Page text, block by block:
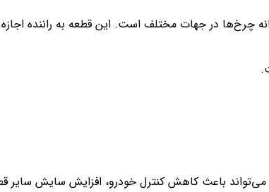
در جهات مختلف است. این قطعه به راننده
باعث کاهش کنترل خودرو، افزایش سایش